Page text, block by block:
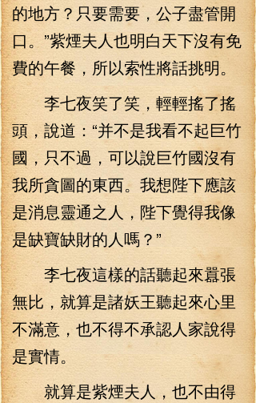
的地方？只要需要，公子盡管開
口。”紫煙夫人也明白天下沒有免
費的午餐，所以索性將話挑明。
李七夜笑了笑，輕輕搖了搖
頭，說道：“并不是我看不起巨竹
國，只不過，可以說巨竹國沒有
我所貪圖的東西。我想陛下應該
是消息靈通之人，陛下覺得我像
是缺寶缺財的人嗎？”
李七夜這樣的話聽起來囂張
無比，就算是諸妖王聽起來心里
不滿意，也不得不承認人家說得
是實情。
就算是紫煙夫人，也不由得